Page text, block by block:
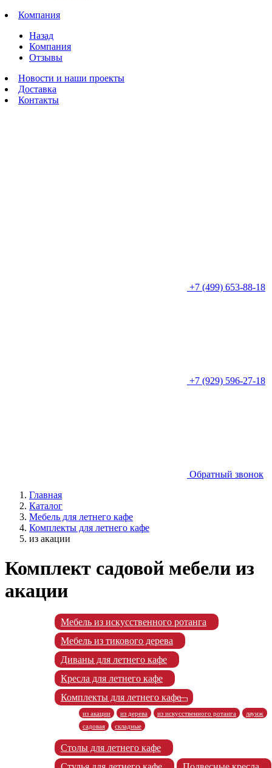
Компания
Назад
Компания
Отзывы
Новости и наши проекты
Доставка
Контакты
+7 (499) 653-88-18
+7 (929) 596-27-18
Обратный звонок
Главная
Каталог
Мебель для летнего кафе
Комплекты для летнего кафе
из акации
Комплект садовой мебели из
акации
Мебель из искусственного ротанга
Мебель из тикового дерева
Диваны для летнего кафе
Кресла для летнего кафе
Комплекты для летнего кафе
из акации из дерева из искусственного ротанга
лаунж
садовая
складные
Столы для летнего кафе